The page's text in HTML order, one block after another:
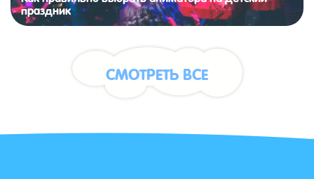
праздник
СМОТРЕТЬ ВСЕ